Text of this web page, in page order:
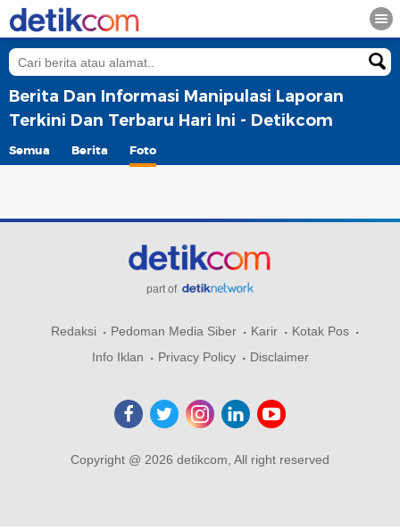
Berita Dan Informasi Manipulasi Laporan
Terkini Dan Terbaru Hari Ini - Detikcom
Semua Berita Foto
part of
Redaksi Pedoman Media Siber Karir
Kotak Pos
Info Iklan
Privacy Policy Disclaimer
Copyright @ 2026 detikcom, All right reserved